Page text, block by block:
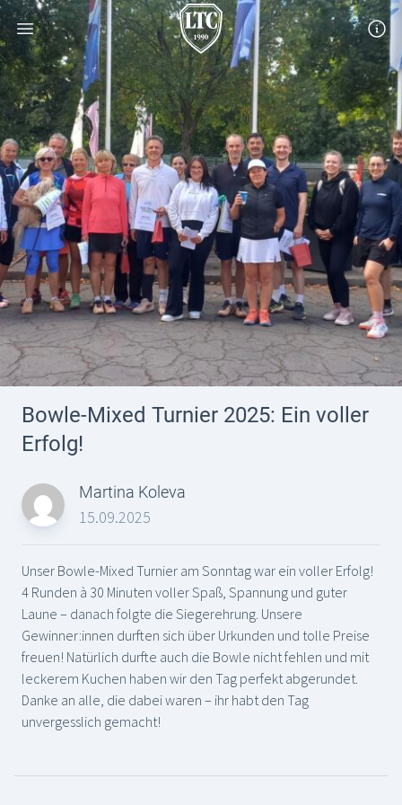
Bowle-Mixed Turnier 2025: Ein voller
Erfolg!
Martina Koleva
15.09.2025
Unser Bowle-Mixed Turnier am Sonntag war ein voller Erfolg!
4 Runden à 30 Minuten voller Spaß, Spannung und guter
Laune – danach folgte die Siegerehrung. Unsere
Gewinner:innen durften sich über Urkunden und tolle Preise
freuen! Natürlich durfte auch die Bowle nicht fehlen und mit
leckerem Kuchen haben wir den Tag perfekt abgerundet.
Danke an alle, die dabei waren – ihr habt den Tag
unvergesslich gemacht!